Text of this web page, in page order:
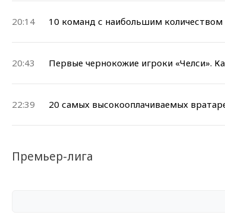
20:14 10 команд с наибольшим
20:43 Первые чернокожие игроки «Челси».
22:39 20 самых высокооплачиваемых
Премьер-лига